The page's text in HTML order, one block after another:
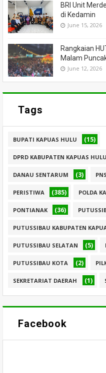
BRI Unit
di Kedamin
June 15, 2026
Rangkaian
Malam
June 12, 2026
Tags
BUPATI KAPUAS HULU (15)
DPRD KABUPATEN KAPUAS HULU
DANAU SENTARUM (3) PNS
PERISTIWA (385) POLDA
PONTIANAK (36)
PUTUSSIBAU KABUPATEN
PUTUSSIBAU SELATAN (5)
PUTUSSIBAU KOTA (2)
SEKRETARIAT DAERAH (1)
Facebook